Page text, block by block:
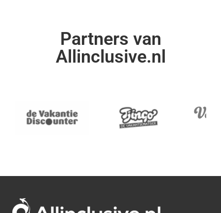
Partners van
Allinclusive.nl